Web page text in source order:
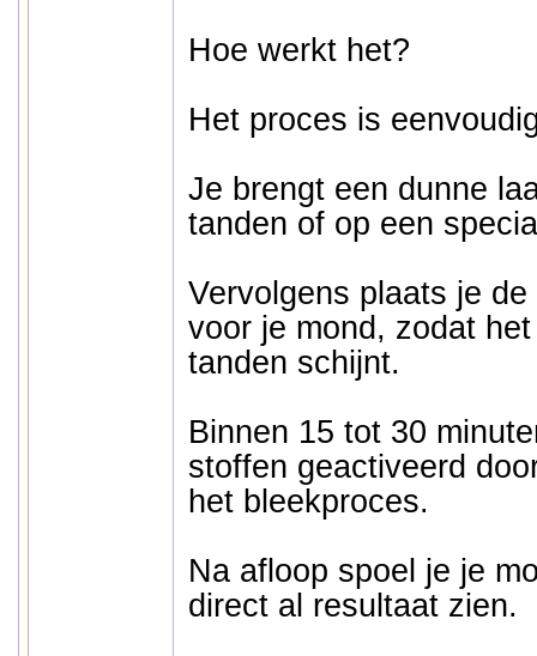
Hoe werkt het?
Het proces is
Je brengt een dunne
tanden of op een
Vervolgens plaats je
voor je mond, zodat
tanden schijnt.
Binnen 15 tot 30
stoffen geactiveerd
het bleekproces.
Na afloop spoel je je
direct al resultaat zien.